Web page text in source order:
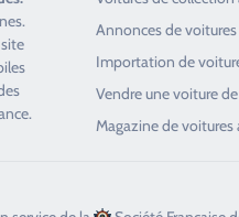
.
Annonces de
Importation de
Vendre une voiture
Magazine de voitures